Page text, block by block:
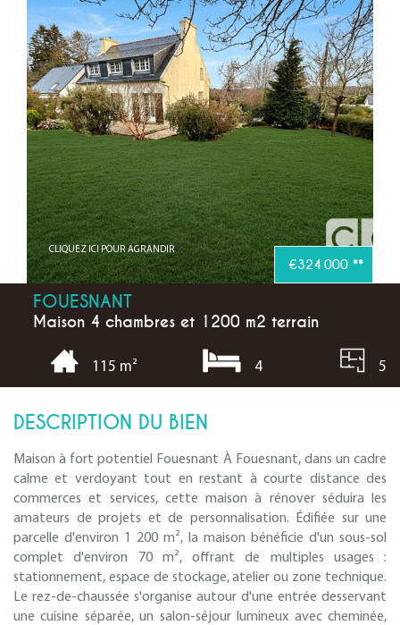
CLIQUEZ ICI POUR AGRANDIR
€324 000 **
FOUESNANT
Maison 4 chambres et 1200 m2 terrain
115 m² 4 5
DESCRIPTION DU BIEN
Maison à fort potentiel Fouesnant À Fouesnant, dans un cadre
calme et verdoyant tout en restant à courte distance des
commerces et services, cette maison à rénover séduira les
amateurs de projets et de personnalisation. Édifiée sur une
parcelle d'environ 1 200 m², la maison bénéficie d'un sous-sol
complet d'environ 70 m², offrant de multiples usages :
stationnement, espace de stockage, atelier ou zone technique.
Le rez-de-chaussée s'organise autour d'une entrée desservant
une cuisine séparée, un salon-séjour lumineux avec cheminée,